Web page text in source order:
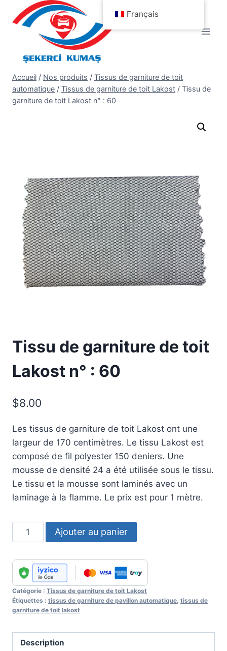
Accueil / Nos produits / Tissus de garniture de toit
automatique / Tissus de garniture de toit Lakost / Tissu de
garniture de toit Lakost n° : 60
Tissu de garniture de toit
Lakost n° : 60
$8.00
Les tissus de garniture de toit Lakost ont une
largeur de 170 centimètres. Le tissu Lakost est
composé de fil polyester 150 deniers. Une
mousse de densité 24 a été utilisée sous le tissu.
Le tissu et la mousse sont laminés avec un
laminage à la flamme. Le prix est pour 1 mètre.
quantité
de
Headliner
Fabric
No
:
Ajouter au panier
Catégorie : Tissus de garniture de toit Lakost
Étiquettes : tissus de garniture de pavillon automatique, tissus de
garniture de toit lakost
Description
Français